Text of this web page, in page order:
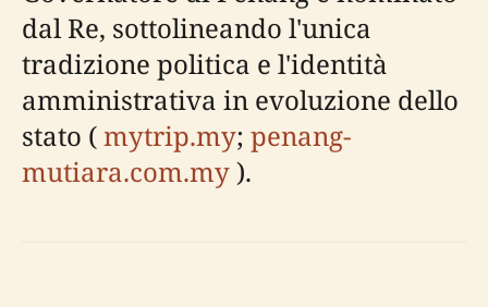
dal Re, sottolineando l'unica
tradizione politica e l'identità
amministrativa in evoluzione dello
stato (mytrip.my; penang-
mutiara.com.my).